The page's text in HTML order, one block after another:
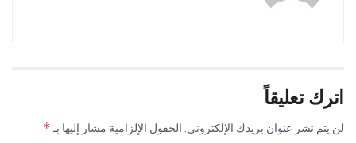
اترك تعليقاً
لن يتم نشر عنوان بريدك الإلكتروني. الحقول الإلزامية مشار إليها بـ *